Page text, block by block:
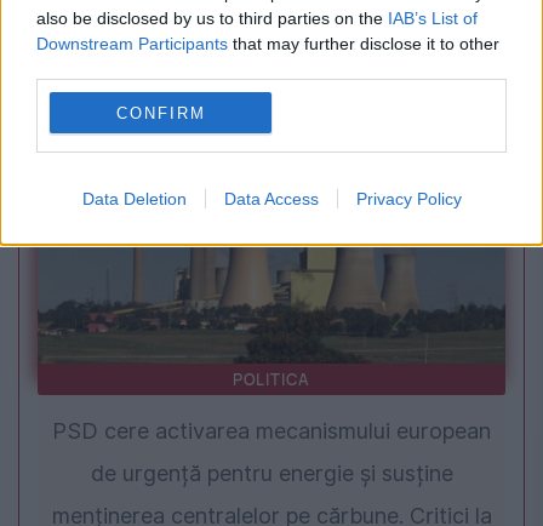
also be disclosed by us to third parties on the IAB’s List of
Downstream Participants that may further disclose it to other
CONFIRM
Data Deletion Data Access Privacy Policy
Japonia. Peste 500 de zboruri, anulate din
cauza taifunului
POLITICA
PSD cere activarea mecanismului european
de urgență pentru energie și susține
menținerea centralelor pe cărbune. Critici la